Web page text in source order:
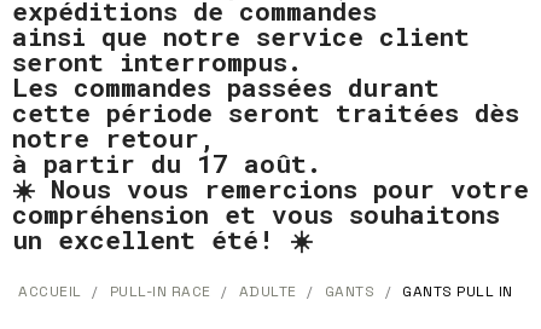
expéditions de commandes
ainsi que notre service client
seront interrompus.
Les commandes passées durant
cette période seront traitées dès
notre retour,
à partir du 17 août.
☀️ Nous vous remercions pour votre
compréhension et vous souhaitons
un excellent été! ☀️
ACCUEIL PULL-IN RACE ADULTE GANTS GANTS PULL IN